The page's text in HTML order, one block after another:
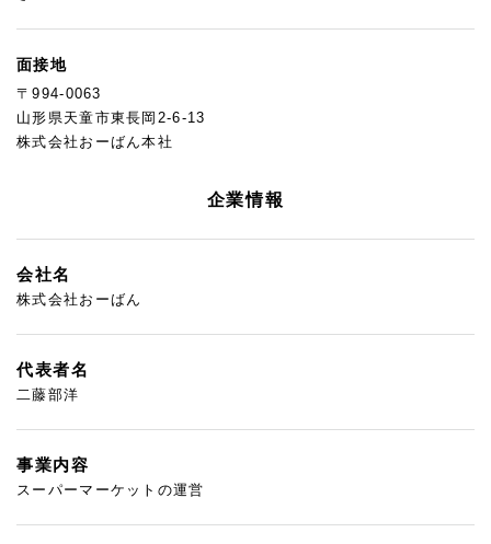
面接地
〒994-0063
山形県天童市東長岡2-6-13
株式会社おーばん本社
企業情報
会社名
株式会社おーばん
代表者名
二藤部洋
事業内容
スーパーマーケットの運営